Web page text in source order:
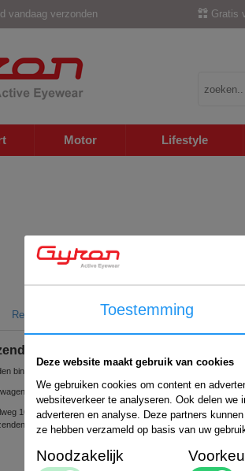
vandaag verzonden Gratis
Motor Lifestyle
Retour informatie
binnen Nederland gratis verzonden
betreft, kunt u uit de volgende verzendmogelijkheden
10e, 2461 EC Ter Aar, Nederland) => Kosteloos
via POSTNL 1 á 2 werkdagen => € 8,50*
Toestemming
Deze website maakt gebruik van cookies
We gebruiken cookies om content en
websiteverkeer te analyseren. Ook delen
adverteren en analyse. Deze partners
ze hebben verzameld op basis van uw
Noodzakelijk